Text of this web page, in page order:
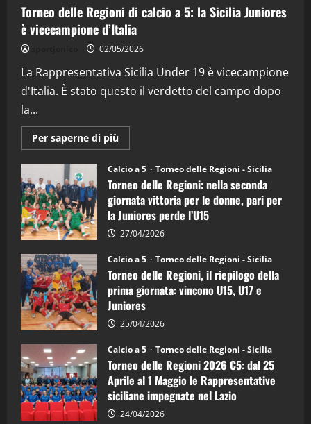
"SportEmpire" in Podcast
“SportEmpire” in Podcast: 26^ Puntata
08/04/2026
Torneo delle Regioni di calcio a 5: la Sicilia Juniores
è vicecampione d’Italia
02/05/2026
La Rappresentativa Sicilia Under 19 è vicecampione
d'Italia. È stato questo il verdetto del campo dopo
la...
Per saperne di più
informazioni
Torneo
delle
Regioni
di
calcio
a
5:
la
Juniores
è
vicecampione
d’Italia
Calcio a 5 Torneo delle Regioni - Sicilia
Torneo delle Regioni: nella seconda
giornata vittoria per le donne, pari per
la Juniores perde l’U15
27/04/2026
Calcio a 5 Torneo delle Regioni - Sicilia
Torneo delle Regioni, il riepilogo della
prima giornata: vincono U15, U17 e
Juniores
25/04/2026
Calcio a 5 Torneo delle Regioni - Sicilia
Torneo delle Regioni 2026 C5: dal 25
Aprile al 1 Maggio le Rappresentative
siciliane impegnate nel Lazio
24/04/2026